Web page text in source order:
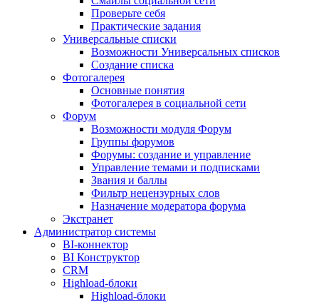
Проверьте себя
Практические задания
Универсальные списки
Возможности Универсальных списков
Создание списка
Фотогалерея
Основные понятия
Фотогалерея в социальной сети
Форум
Возможности модуля Форум
Группы форумов
Форумы: создание и управление
Управление темами и подписками
Звания и баллы
Фильтр нецензурных слов
Назначение модератора форума
Экстранет
Администратор системы
BI-коннектор
BI Конструктор
CRM
Highload-блоки
Highload-блоки